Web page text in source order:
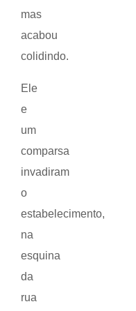
mas
acabou
colidindo.
Ele
e
um
comparsa
invadiram
o
estabelecimento,
na
esquina
da
rua